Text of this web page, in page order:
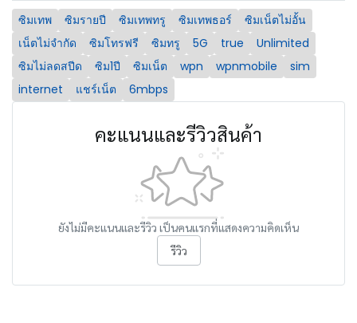
ซิมเทพ ซิมรายปี ซิมเทพทรู ซิมเทพธอร์
ซิมเน็ตไม่อั้น
เน็ตไม่จำกัด
ซิมโทรฟรี ซิมทรู 5G true
Unlimited
ซิมไม่ลดสปีด
ซิม1ปี ซิมเน็ต wpn wpnmobile
sim
internet
แชร์เน็ต 6mbps
คะแนนและรีวิวสินค้า
ยังไม่มีคะแนนและรีวิว เป็นคนแรกที่แสดงความคิดเห็น
รีวิว